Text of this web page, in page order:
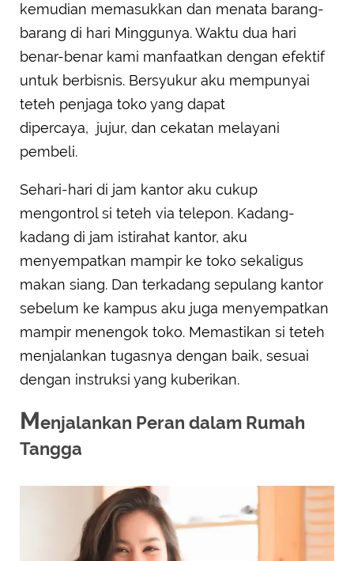
kemudian memasukkan dan menata barang-
barang di hari Minggunya. Waktu dua hari
benar-benar kami manfaatkan dengan efektif
untuk berbisnis. Bersyukur aku mempunyai
teteh penjaga toko yang dapat
dipercaya, jujur, dan cekatan melayani
pembeli.
Sehari-hari di jam kantor aku cukup
mengontrol si teteh via telepon. Kadang-
kadang di jam istirahat kantor, aku
menyempatkan mampir ke toko sekaligus
makan siang. Dan terkadang sepulang kantor
sebelum ke kampus aku juga menyempatkan
mampir menengok toko. Memastikan si teteh
menjalankan tugasnya dengan baik, sesuai
dengan instruksi yang kuberikan.
Menjalankan Peran dalam Rumah
Tangga